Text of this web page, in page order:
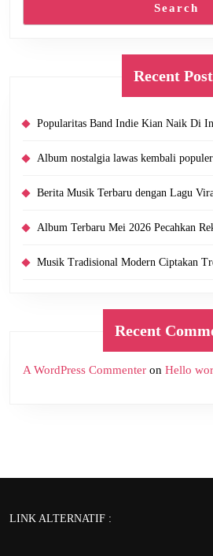
Search
Recent
Popularitas Band Indie Kian Naik Di
Album nostalgia lawas kembali
Berita Musik Terbaru dengan Lagu
Album Terbaru Mei 2026 Pecahkan
Musik Tradisional Modern Ciptakan
Recent
A WordPress Commenter on Hello
LINK ALTERNATIF :